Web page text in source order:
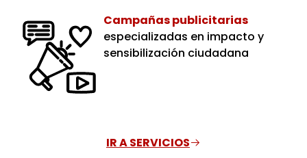
Campañas publicitarias
especializadas en impacto y
sensibilización ciudadana
IR A SERVICIOS